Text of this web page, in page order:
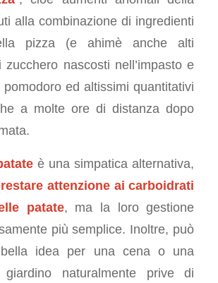
alla combinazione di ingredienti
pizza (e ahimè anche alti
zucchero nascosti nell’impasto e
ed altissimi quantitativi
a molte ore di distanza dopo
è una simpatica alternativa,
attenzione ai carboidrati
patate, ma la loro gestione
più semplice. Inoltre, può
idea per una cena o una
naturalmente prive di